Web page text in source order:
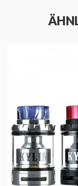
Stufenlos
1x
Zubehörtasche